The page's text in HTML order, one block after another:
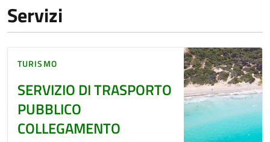
Servizi
TURISMO
SERVIZIO DI TRASPORTO
PUBBLICO
COLLEGAMENTO